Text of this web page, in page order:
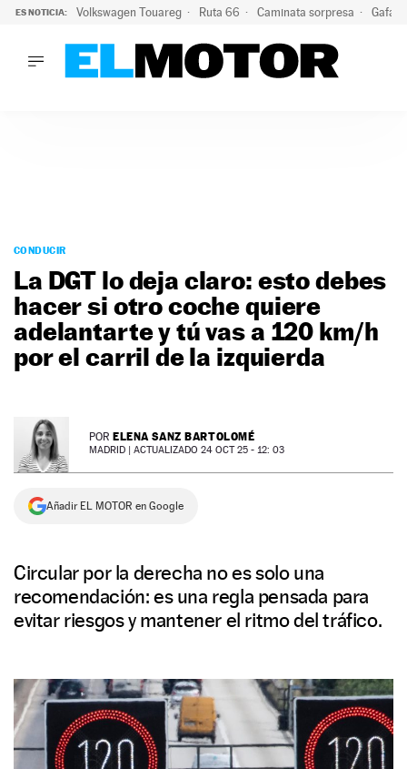
ES NOTICIA: Volkswagen Touareg Ruta 66 Caminata sorpresa Gafas
PODCAST
MOTOS
TECNOLOGÍA
SUPERCOCHES
PREMIOS
NEWSLETTER
CONDUCIR
La DGT lo deja claro: esto debes
hacer si otro coche quiere
adelantarte y tú vas a 120 km/h
por el carril de la izquierda
POR ELENA SANZ BARTOLOMÉ
MADRID | ACTUALIZADO 24 OCT 25 - 12: 03
Añadir EL MOTOR en Google
Circular por la derecha no es solo una
recomendación: es una regla pensada para
evitar riesgos y mantener el ritmo del tráfico.